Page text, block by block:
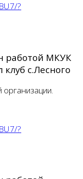
?
работой МКУК
с.Лесного
?